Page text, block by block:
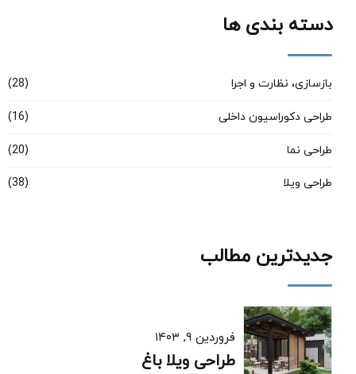
دسته بندی ها
بازسازی، نظارت و اجرا (28)
طراحی دکوراسیون داخلی (16)
طراحی نما (20)
طراحی ویلا (38)
جدیدترین مطالب
فروردین ۹, ۱۴۰۳
طراحی ویلا باغ